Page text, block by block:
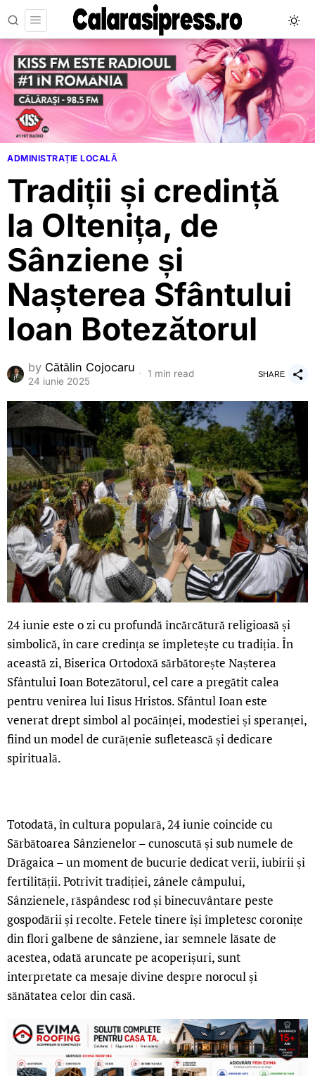
ADMINISTRAȚIE LOCALĂ
Tradiții și credință
la Oltenița, de
Sânziene și
Nașterea Sfântului
Ioan Botezătorul
by Cătălin Cojocaru
24 iunie 2025
1 min read SHARE
24 iunie este o zi cu profundă încărcătură religioasă și
simbolică, în care credința se împletește cu tradiția. În
această zi, Biserica Ortodoxă sărbătorește Nașterea
Sfântului Ioan Botezătorul, cel care a pregătit calea
pentru venirea lui Iisus Hristos. Sfântul Ioan este
venerat drept simbol al pocăinței, modestiei și speranței,
fiind un model de curățenie sufletească și dedicare
spirituală.
Totodată, în cultura populară, 24 iunie coincide cu
Sărbătoarea Sânzienelor – cunoscută și sub numele de
Drăgaica – un moment de bucurie dedicat verii, iubirii și
fertilității. Potrivit tradiției, zânele câmpului,
Sânzienele, răspândesc rod și binecuvântare peste
gospodării și recolte. Fetele tinere își împletesc coronițe
din flori galbene de sânziene, iar semnele lăsate de
acestea, odată aruncate pe acoperișuri, sunt
interpretate ca mesaje divine despre norocul și
sănătatea celor din casă.